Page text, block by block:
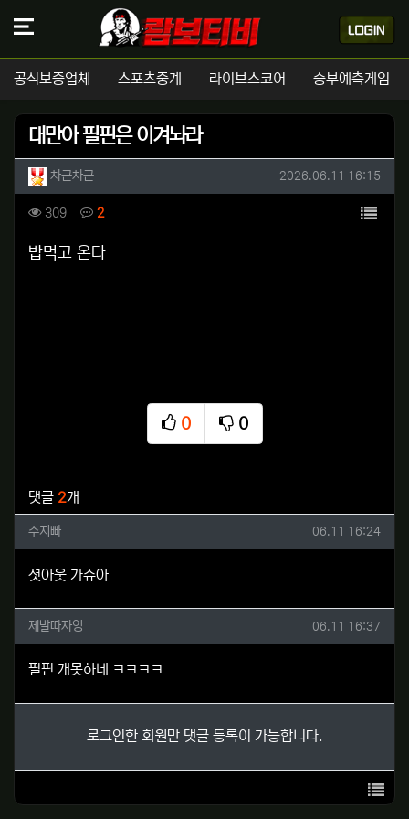
공식보증업체 스포츠중계 라이브스코어 승부예측게임
대만아 필핀은 이겨놔라
작성자 정보
차근차근작성 작성일
2026.06.11 16:15
컨텐츠 정보
309조회 2댓글 목록
본문
밥먹고 온다
0
추천
0
비추천
댓글 2개
수지빠님의 댓글
수지빠 작성일
06.11 16:24
셧아웃 가쥬아
제발따자잉님의 댓글
제발따자잉 작성일
06.11 16:37
필핀 개못하네 ㅋㅋㅋㅋ
로그인한 회원만 댓글 등록이 가능합니다.
목록